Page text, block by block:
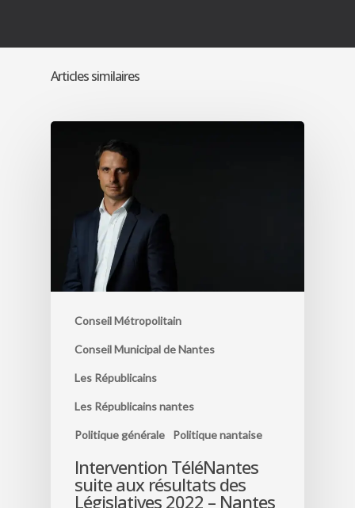
Articles similaires
Conseil Métropolitain
Conseil Municipal de Nantes
Les Républicains
Les Républicains nantes
Politique générale Politique nantaise
Intervention TéléNantes
suite aux résultats des
Législatives 2022 – Nantes